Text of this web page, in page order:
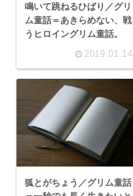
鳴いて跳ねるひばり／グリ
ム童話＝あきらめない、戦
うヒロイングリム童話。
2019.01.14
狐とがちょう／グリム童話